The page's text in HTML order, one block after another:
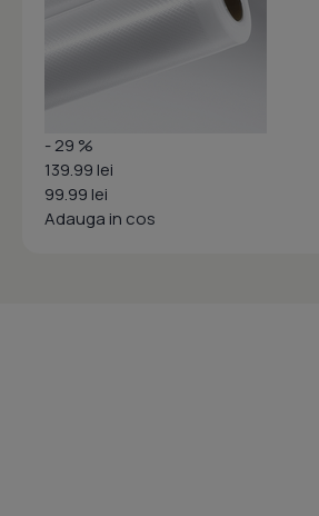
- 29 %
139.99 lei
99.99 lei
Adauga in cos